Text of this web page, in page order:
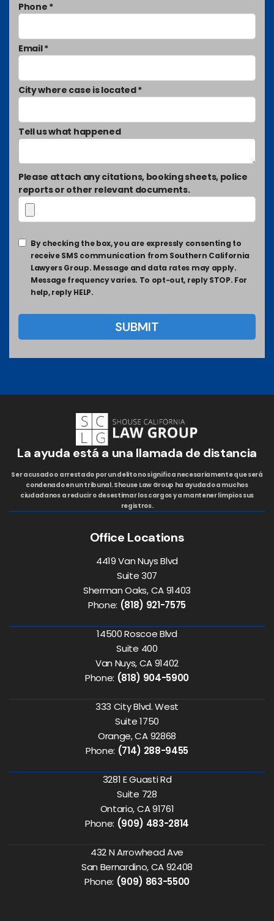
Phone *
Email *
City where case is located *
Tell us what happened
Please attach any citations, booking sheets, police
reports or other relevant documents.
By checking the box, you are expressly consenting to
receive SMS communication from Southern California
Lawyers Group. Message and data rates may apply.
Message frequency varies. To opt-out, reply STOP. For
help, reply HELP.
La ayuda está a una llamada de distancia
Ser acusado o arrestado por un delito no significa necesariamente que será
condenado en un tribunal. Shouse Law Group ha ayudado a muchos
ciudadanos a reducir o desestimar los cargos y a mantener limpios sus
registros.
Office Locations
4419 Van Nuys Blvd
Suite 307
Sherman Oaks, CA 91403
Phone: (818) 921-7575
14500 Roscoe Blvd
Suite 400
Van Nuys, CA 91402
Phone: (818) 904-5900
333 City Blvd. West
Suite 1750
Orange, CA 92868
Phone: (714) 288-9455
3281 E Guasti Rd
Suite 728
Ontario, CA 91761
Phone: (909) 483-2814
432 N Arrowhead Ave
San Bernardino, CA 92408
Phone: (909) 863-5500